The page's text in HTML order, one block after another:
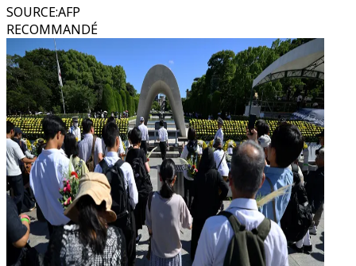
SOURCE:AFP
RECOMMANDÉ